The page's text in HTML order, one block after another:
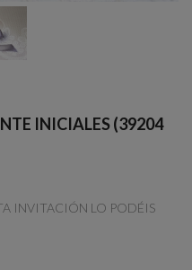
INICIALES (39204
INVITACIÓN LO PODÉIS